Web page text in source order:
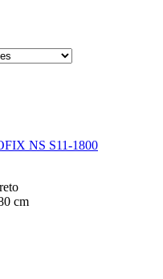
NS S11-1800
cm